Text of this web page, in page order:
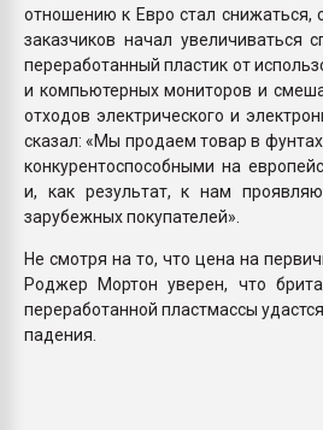
отношению к Евро стал снижаться,
заказчиков начал увеличиваться
переработанный пластик от
и компьютерных мониторов и
отходов электрического и
сказал: «Мы продаем товар в
конкурентоспособными на
и, как результат, к нам
зарубежных покупателей».
Не смотря на то, что цена на
Роджер Мортон уверен, что
переработанной пластмассы
падения.